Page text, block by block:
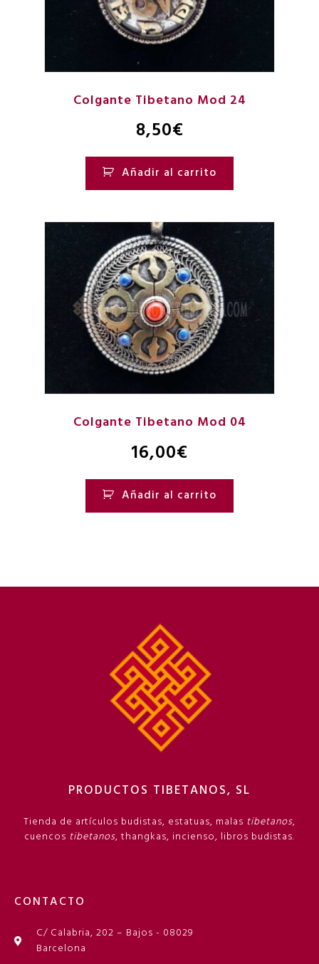
Colgante Tibetano Mod 24
8,50€
Añadir al carrito
Colgante Tibetano Mod 04
16,00€
Añadir al carrito
PRODUCTOS TIBETANOS, SL
Tienda de artículos budistas, estatuas, malas tibetanos,
cuencos tibetanos, thangkas, incienso, libros budistas.
CONTACTO
C/ Calabria, 202 – Bajos - 08029
Barcelona